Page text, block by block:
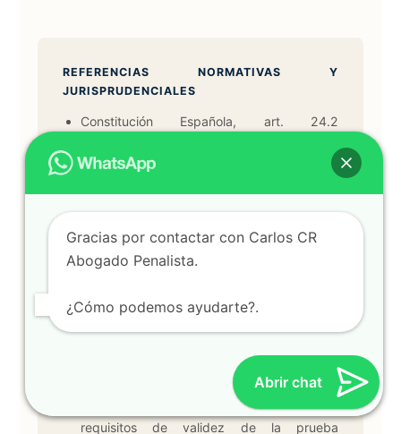
REFERENCIAS NORMATIVAS Y
JURISPRUDENCIALES
Constitución Española, art. 24.2
proceso con todas las garantías).
Ley de Enjuiciamiento Criminal, arts. 449
ter, 637, 641 y 741.
Código Penal, arts. 178 y siguientes (tras
LO 10/2022, de 6 de septiembre).
protección integral a la infancia y la
adolescencia frente a la violencia.
Ley 4/2015, de 27 de abril, del Estatuto de
STS 467/2018, de 15 de octubre —
requisitos de validez de la prueba
Gracias por contactar con Carlos CR
Abogado Penalista.
¿Cómo podemos ayudarte?.
Abrir chat